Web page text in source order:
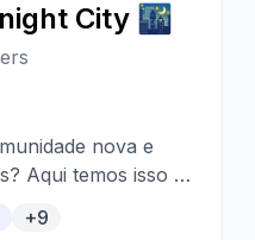
City 🌃
nova e
Aqui temos isso e
+9